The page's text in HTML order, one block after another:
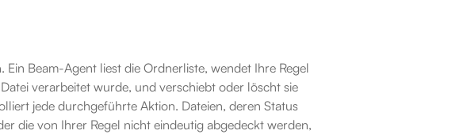
Beam-Agent liest die Ordnerliste, wendet Ihre Regel
verarbeitet wurde, und verschiebt oder löscht sie
jede durchgeführte Aktion. Dateien, deren Status
die von Ihrer Regel nicht eindeutig abgedeckt werden,